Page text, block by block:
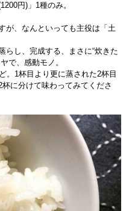
円)」1種のみ。
が、なんといっても主役は「土
らし、完成する、まさに“炊きた
で、感動モノ。
。1杯目より更に蒸された2杯目
に分けて味わってみてくださ